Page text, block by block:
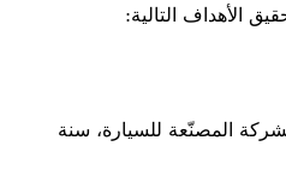
الأهداف التالية:
المصنّعة للسيارة، سنة